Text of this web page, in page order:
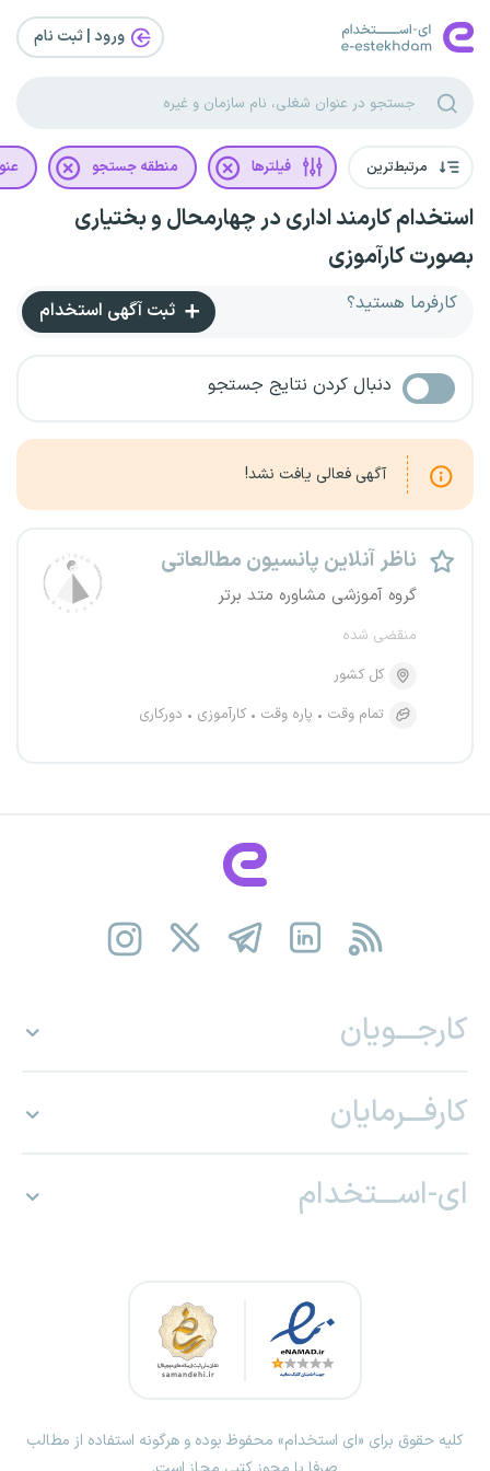
ورود | ثبت‌ نام
مرتبط‌ترین فیلترها منطقه جستجو
استخدام کارمند اداری در چهارمحال و بختیاری
بصورت کارآموزی
کارفرما هستید؟ ثبت آگهی استخدام
دنبال کردن نتایج جستجو
آگهی فعالی یافت نشد!
ناظر آنلاین پانسیون مطالعاتی
گروه آموزشی مشاوره متد برتر
منقضی شده
کل کشور
تمام وقت
پاره وقت کارآموزی دورکاری
کارجـــویان
کارفـــرمایان
ای-اســـتخدام
کلیه حقوق برای «ای استخدام» محفوظ بوده و هرگونه استفاده از مطالب